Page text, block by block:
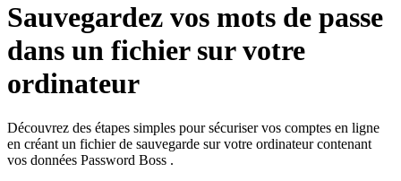
Sauvegardez vos mots de passe
dans un fichier sur votre
ordinateur
Découvrez des étapes simples pour sécuriser vos comptes en ligne
en créant un fichier de sauvegarde sur votre ordinateur contenant
vos données Password Boss .